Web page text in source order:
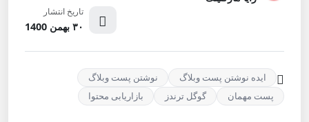
تاریخ انتشار
۳۰ بهمن 1400
ایده نوشتن پست وبلاگ
نوشتن پست وبلاگ
پست مهمان
گوگل ترندز بازاریابی محتوا